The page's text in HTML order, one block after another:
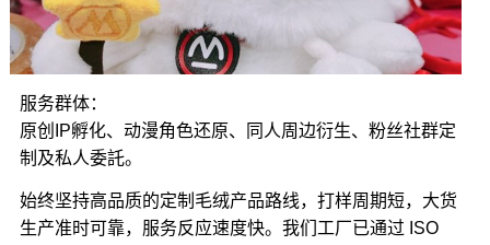
服务群体：
原创IP孵化、动漫角色还原、同人周边衍生、粉丝社群定
制及私人委託。
始终坚持高品质的定制毛绒产品路线，打样周期短，大货
生产准时可靠，服务反应速度快。我们工厂已通过 ISO